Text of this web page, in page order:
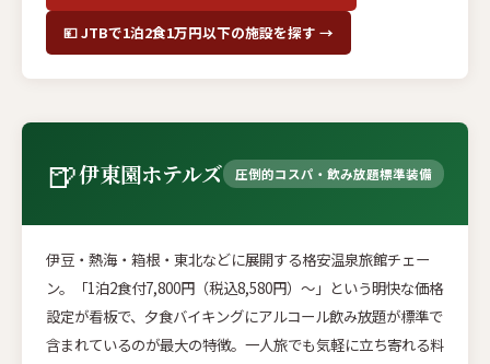
💴 JTBで1泊2食1万円以下の施設を探す →
🍺伊東園ホテルズ 圧倒的コスパ・飲み放題標準装備
伊豆・熱海・箱根・東北などに展開する格安温泉旅館チェー
ン。「1泊2食付7,800円（税込8,580円）〜」という明快な価格
設定が看板で、夕食バイキングにアルコール飲み放題が標準で
含まれているのが最大の特徴。一人旅でも気軽に立ち寄れる料